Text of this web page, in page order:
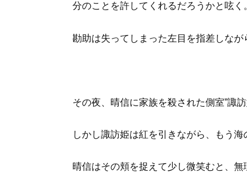
分のことを許してくれるだろうかと呟く
勘助は失ってしまった左目を指差しなが
その夜、晴信に家族を殺された側室”諏
しかし諏訪姫は紅を引きながら、もう
晴信はその頬を捉えて少し微笑むと、無